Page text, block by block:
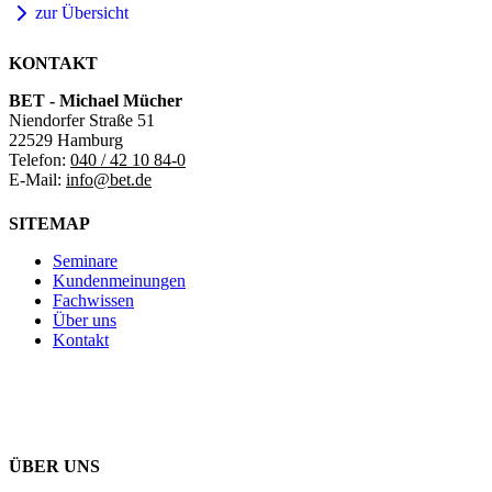
zur Übersicht
KONTAKT
BET - Michael Mücher
Niendorfer Straße 51
22529 Hamburg
Telefon: 040 / 42 10 84-0
E-Mail: info@bet.de
SITEMAP
Seminare
Kundenmeinungen
Fachwissen
Über uns
Kontakt
ÜBER UNS